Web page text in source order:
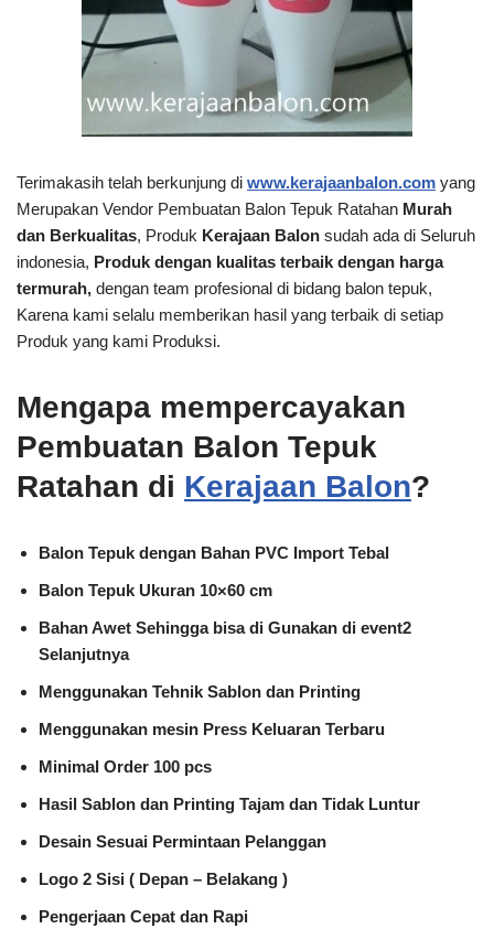
Terimakasih telah berkunjung di www.kerajaanbalon.com yang
Merupakan Vendor Pembuatan Balon Tepuk Ratahan Murah
dan Berkualitas, Produk Kerajaan Balon sudah ada di Seluruh
indonesia, Produk dengan kualitas terbaik dengan harga
termurah, dengan team profesional di bidang balon tepuk,
Karena kami selalu memberikan hasil yang terbaik di setiap
Produk yang kami Produksi.
Mengapa mempercayakan
Pembuatan Balon Tepuk
Ratahan di Kerajaan Balon?
Balon Tepuk dengan Bahan PVC Import Tebal
Balon Tepuk Ukuran 10×60 cm
Bahan Awet Sehingga bisa di Gunakan di event2
Selanjutnya
Menggunakan Tehnik Sablon dan Printing
Menggunakan mesin Press Keluaran Terbaru
Minimal Order 100 pcs
Hasil Sablon dan Printing Tajam dan Tidak Luntur
Desain Sesuai Permintaan Pelanggan
Logo 2 Sisi ( Depan – Belakang )
Pengerjaan Cepat dan Rapi